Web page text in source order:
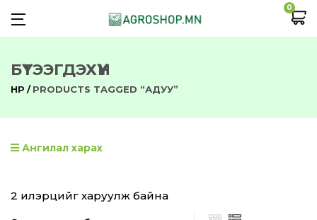
0
БҮТЭЭГДЭХҮҮН
НҮҮР PRODUCTS TAGGED “АДУУ”
Ангилал харах
2 илэрцийг харуулж байна